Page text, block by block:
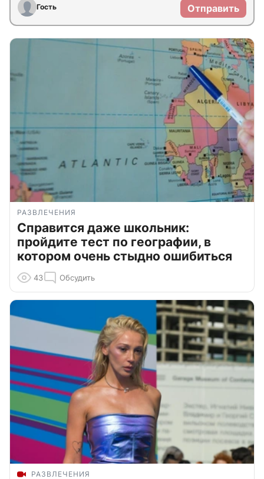
Гость Отправить
РАЗВЛЕЧЕНИЯ
Справится даже школьник:
пройдите тест по географии, в
котором очень стыдно ошибиться
43 Обсудить
РАЗВЛЕЧЕНИЯ